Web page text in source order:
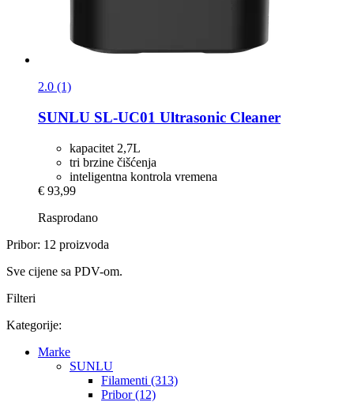
2.0 (1)
SUNLU SL-​UC01 Ultrasonic Cleaner
kapacitet 2,7L
tri brzine čišćenja
inteligentna kontrola vremena
€ 93,99
Rasprodano
Pribor: 12 proizvoda
Sve cijene sa PDV-om.
Filteri
Kategorije:
Marke
SUNLU
Filamenti (313)
Pribor (12)